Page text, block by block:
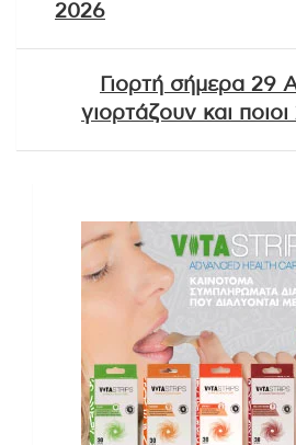
2026
Γιορτή σήμερα 29
γιορτάζουν και ποιοι